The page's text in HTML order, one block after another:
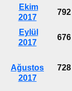
Ekim
2017
792
Eylül
2017
676
Ağustos
2017
728